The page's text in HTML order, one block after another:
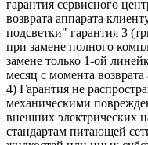
гарантия сервисного
возврата аппарата
подсветки" гарантия 3
при замене полного
замене только 1-ой
месяц с момента возврата
4) Гарантия не
механическими
внешних электрических
стандартам питающей